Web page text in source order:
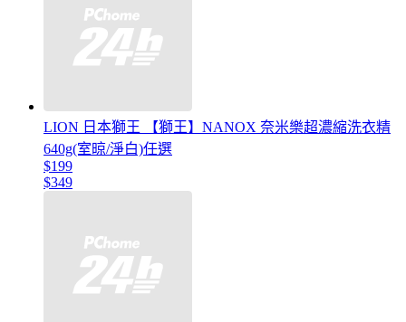
LION 日本獅王 【獅王】NANOX 奈米樂超濃縮洗衣精
640g(室晾/淨白)任選
$199
$349